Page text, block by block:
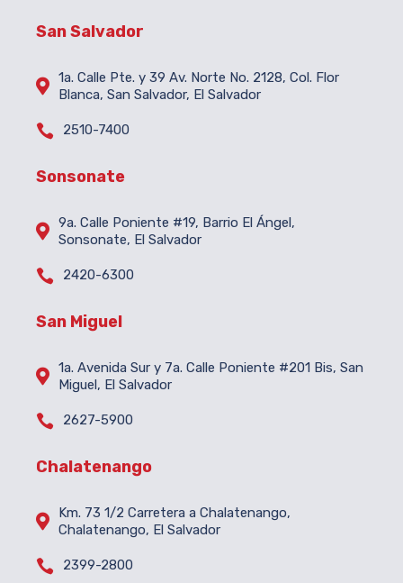
San Salvador
 1a. Calle Pte. y 39 Av. Norte No. 2128, Col. Flor
Blanca, San Salvador, El Salvador
 2510-7400
Sonsonate
 9a. Calle Poniente #19, Barrio El Ángel,
Sonsonate, El Salvador
 2420-6300
San Miguel
 1a. Avenida Sur y 7a. Calle Poniente #201 Bis, San
Miguel, El Salvador
 2627-5900
Chalatenango

Km. 73 1/2 Carretera a Chalatenango,
Chalatenango, El Salvador
 2399-2800